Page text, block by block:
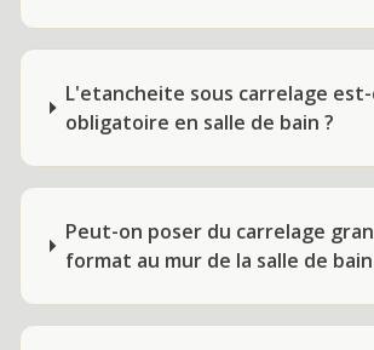
L'etancheite sous carrelage
obligatoire en salle de bain ?
Peut-on poser du carrelage
format au mur de la salle de bain